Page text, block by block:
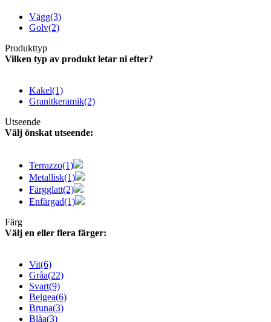
Vägg(3)
Golv(2)
Produkttyp
Vilken typ av produkt letar ni efter?
Kakel(1)
Granitkeramik(2)
Utseende
Välj önskat utseende:
Terrazzo(1)
Metallisk(1)
Färgglatt(2)
Enfärgad(1)
Färg
Välj en eller flera färger:
Vit(6)
Gråa(22)
Svart(9)
Beigea(6)
Bruna(3)
Blåa(3)